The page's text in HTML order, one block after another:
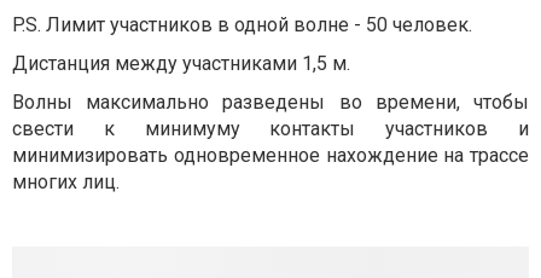
P.S. Лимит участников в одной волне - 50 человек.
Дистанция между участниками 1,5 м.
Волны максимально разведены во времени, чтобы
свести к минимуму контакты участников и
минимизировать одновременное нахождение на трассе
многих лиц.